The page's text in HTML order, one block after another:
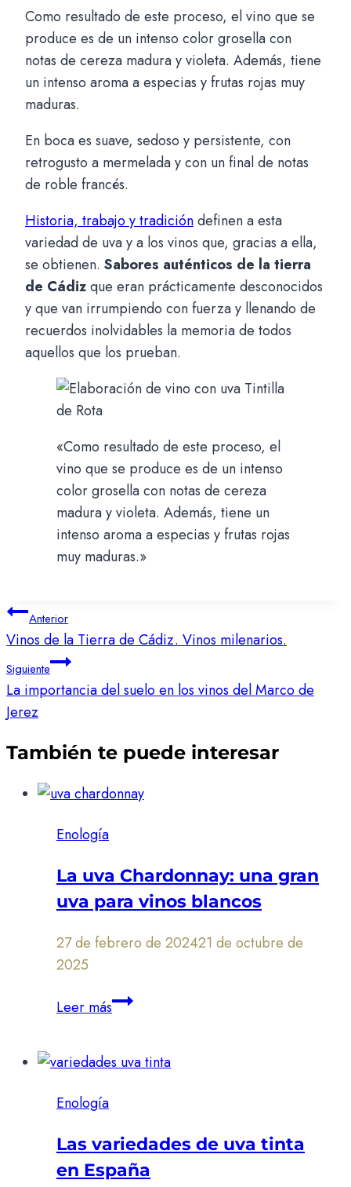
Como resultado de este proceso, el vino que se
produce es de un intenso color grosella con
notas de cereza madura y violeta. Además, tiene
un intenso aroma a especias y frutas rojas muy
maduras.
En boca es suave, sedoso y persistente, con
retrogusto a mermelada y con un final de notas
de roble francés.
Historia, trabajo y tradicióndefinen a esta
variedad de uva y a los vinos que, gracias a ella,
se obtienen. Sabores auténticos de la tierra
de Cádizque eran prácticamente desconocidos
y que van irrumpiendo con fuerza y llenando de
recuerdos inolvidables la memoria de todos
aquellos que los prueban.
«Como resultado de este proceso, el
vino que se produce es de un intenso
color grosella con notas de cereza
madura y violeta. Además, tiene un
intenso aroma a especias y frutas rojas
muy maduras.»
Navegación
de
entradas
Anterior
Vinos de la Tierra de Cádiz. Vinos milenarios.
Siguiente
La importancia del suelo en los vinos del Marco de
Jerez
También te puede interesar
Enología
La uva Chardonnay: una gran
uva para vinos blancos
27 de febrero de 202421 de octubre de
2025
Leer másLa
una
para
vinos
blancos
Enología
Las variedades de uva tinta
en España